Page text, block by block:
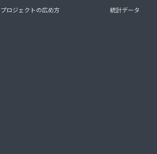
プロジェクトの広め方
統計データ